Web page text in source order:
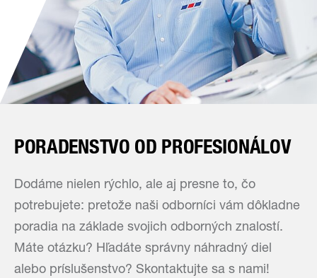
PORADENSTVO OD PROFESIONÁLOV
Dodáme nielen rýchlo, ale aj presne to, čo
potrebujete: pretože naši odborníci vám dôkladne
poradia na základe svojich odborných znalostí.
Máte otázku? Hľadáte správny náhradný diel
alebo príslušenstvo? Skontaktujte sa s nami!